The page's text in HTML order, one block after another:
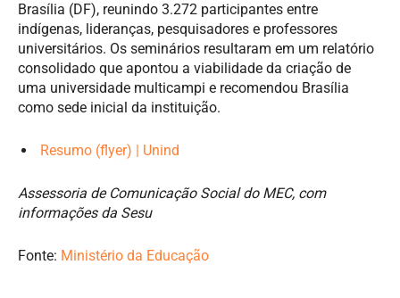
Brasília (DF), reunindo 3.272 participantes entre
indígenas, lideranças, pesquisadores e professores
universitários. Os seminários resultaram em um relatório
consolidado que apontou a viabilidade da criação de
uma universidade multicampi e recomendou Brasília
como sede inicial da instituição.
Resumo (flyer) | Unind
Assessoria de Comunicação Social do MEC, com
informações da Sesu
Fonte: Ministério da Educação